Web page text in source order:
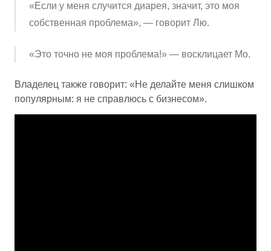
«Если у меня случится диарея, значит, это моя
собственная проблема», — говорит Лю.
«Это точно не моя проблема!» — восклицает Мо.
Владелец также говорит: «Не делайте меня слишком
популярным: я не справлюсь с бизнесом».